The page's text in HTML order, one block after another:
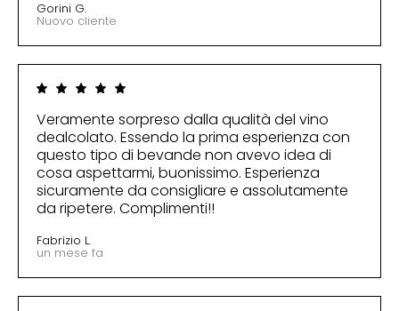
Gorini G.
Nuovo cliente
Veramente sorpreso dalla qualità del vino
dealcolato. Essendo la prima esperienza con
questo tipo di bevande non avevo idea di
cosa aspettarmi, buonissimo. Esperienza
sicuramente da consigliare e assolutamente
da ripetere. Complimenti!!
Fabrizio L.
un mese fa